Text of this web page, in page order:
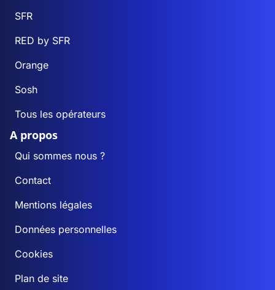
SFR
RED by SFR
Orange
Sosh
Tous les opérateurs
A propos
Qui sommes nous ?
Contact
Mentions légales
Données personnelles
Cookies
Plan de site